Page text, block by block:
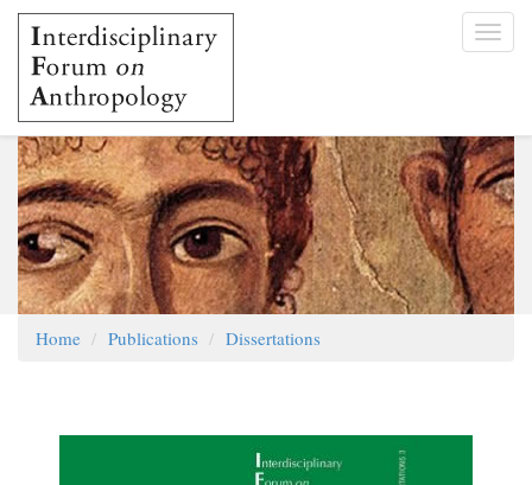
Skip
main
content
Home Publications Dissertations